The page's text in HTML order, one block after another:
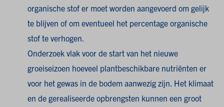
organische stof er moet worden aangevoerd om gelijk
te blijven of om eventueel het percentage organische
stof te verhogen.
Onderzoek vlak voor de start van het nieuwe
groeiseizoen hoeveel plantbeschikbare nutriënten er
voor het gewas in de bodem aanwezig zijn. Het klimaat
en de gerealiseerde opbrengsten kunnen een groot